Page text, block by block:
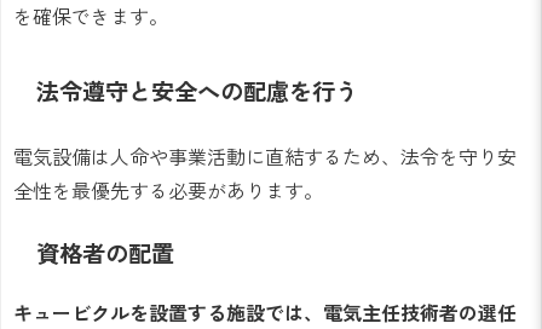
を確保できます。
法令遵守と安全への配慮を行う
電気設備は人命や事業活動に直結するため、法令を守り安
全性を最優先する必要があります。
資格者の配置
キュービクルを設置する施設では、電気主任技術者の選任